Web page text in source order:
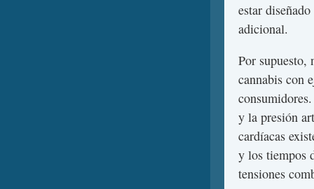
estar
adicional.
Por supuesto,
cannabis con
y la presión
cardíacas
y los tiempos
tensiones